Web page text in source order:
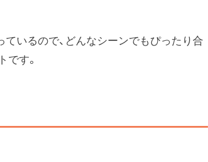
いるので、どんなシーンでもぴったり合
です。